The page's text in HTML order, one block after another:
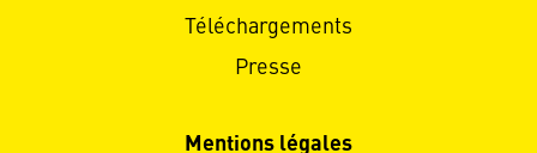
Téléchargements
Presse
Mentions légales